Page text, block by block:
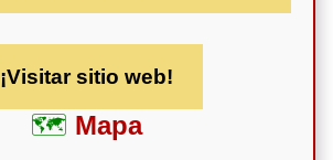
¡Visitar sitio web!
Mapa